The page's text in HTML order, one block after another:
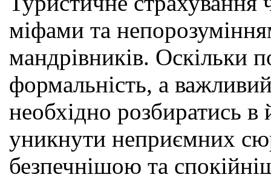
міфами та
мандрівників. Оскільки
формальність, а
необхідно розбиратись в
уникнути неприємних
безпечнішою та